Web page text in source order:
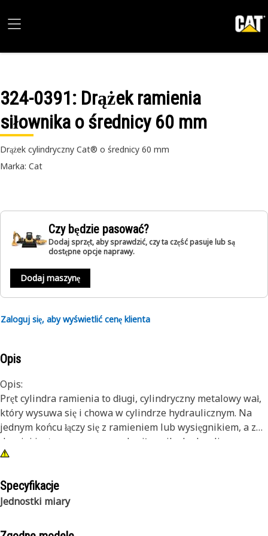
324-0391: Drążek ramienia
siłownika o średnicy 60 mm
Drążek cylindryczny Cat® o średnicy 60 mm
Marka: Cat
Czy będzie pasować?
Dodaj sprzęt, aby sprawdzić, czy ta część pasuje lub są
dostępne opcje naprawy.
Dodaj maszynę
Zaloguj się, aby wyświetlić cenę klienta
Opis
Opis:
Pręt cylindra ramienia to długi, cylindryczny metalowy wał,
który wysuwa się i chowa w cylindrze hydraulicznym. Na
jednym końcu łączy się z ramieniem lub wysięgnikiem, a z
drugiej jest przymocowana do siłownika hydraulicznego.
Ciecz pod ciśnieniem kierowana jest do siłownika, który
wejściowych operatora. To z kolei przesuwa ramię lub
wysięgnik, umożliwiając wykonywanie różnych operacji,
Specyfikacje
Jednostki miary